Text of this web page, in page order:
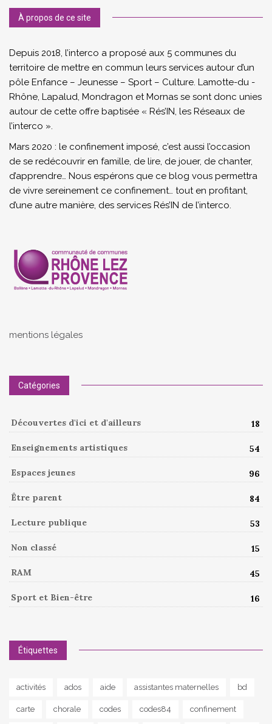
À propos de ce site
Depuis 2018, l’interco a proposé aux 5 communes du
territoire de mettre en commun leurs services autour d’un
pôle Enfance – Jeunesse – Sport – Culture. Lamotte-du -
Rhône, Lapalud, Mondragon et Mornas se sont donc unies
autour de cette offre baptisée « Rés’IN, les Réseaux de
l’interco ».
Mars 2020 : le confinement imposé, c’est aussi l’occasion
de se redécouvrir en famille, de lire, de jouer, de chanter,
d’apprendre… Nous espérons que ce blog vous permettra
de vivre sereinement ce confinement… tout en profitant,
d’une autre manière, des services Rés’IN de l’interco.
mentions légales
Catégories
Découvertes d'ici et d'ailleurs 18
Enseignements artistiques 54
Espaces jeunes 96
Être parent 84
Lecture publique 53
Non classé 15
RAM 45
Sport et Bien-être 16
Étiquettes
activités ados aide assistantes maternelles bd
carte chorale codes codes84 confinement